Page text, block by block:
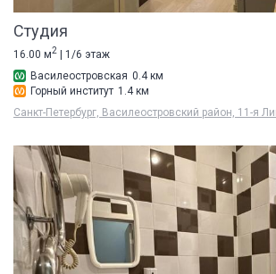
Студия
16.00 м2 | 1/6 этаж
Василеостровская 0.4 км
Горный институт 1.4 км
Санкт-Петербург, Василеостровский район, 11-я